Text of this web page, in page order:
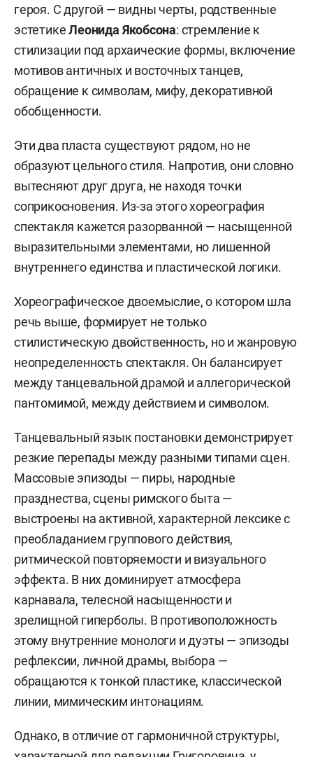
героя. С другой — видны черты, родственные
эстетикеЛеонида Якобсона: стремление к
стилизации под архаические формы, включение
мотивов античных и восточных танцев,
обращение к символам, мифу, декоративной
обобщенности.
Эти два пласта существуют рядом, но не
образуют цельного стиля. Напротив, они словно
вытесняют друг друга, не находя точки
соприкосновения. Из-за этого хореография
спектакля кажется разорванной — насыщенной
выразительными элементами, но лишенной
внутреннего единства и пластической логики.
Хореографическое двоемыслие, о котором шла
речь выше, формирует не только
стилистическую двойственность, но и жанровую
неопределенность спектакля. Он балансирует
между танцевальной драмой и аллегорической
пантомимой, между действием и символом.
Танцевальный язык постановки демонстрирует
резкие перепады между разными типами сцен.
Массовые эпизоды — пиры, народные
празднества, сцены римского быта —
выстроены на активной, характерной лексике с
преобладанием группового действия,
ритмической повторяемости и визуального
эффекта. В них доминирует атмосфера
карнавала, телесной насыщенности и
зрелищной гиперболы. В противоположность
этому внутренние монологи и дуэты — эпизоды
рефлексии, личной драмы, выбора —
обращаются к тонкой пластике, классической
линии, мимическим интонациям.
Однако, в отличие от гармоничной структуры,